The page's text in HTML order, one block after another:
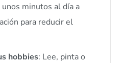
unos minutos al día a
para reducir el
hobbies: Lee, pinta o